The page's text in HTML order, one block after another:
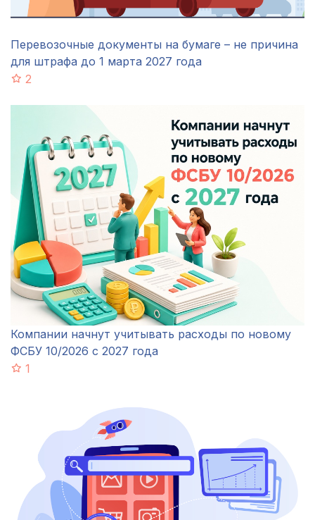
Перевозочные документы на бумаге – не причина
для штрафа до 1 марта 2027 года
2
Компании начнут учитывать расходы по новому
ФСБУ 10/2026 с 2027 года
1